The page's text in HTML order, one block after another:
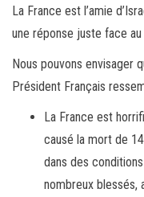
La France est l’amie
une réponse juste face
Nous pouvons envisager
Président Français
La France est
causé la mort de
dans des
nombreux blessés,